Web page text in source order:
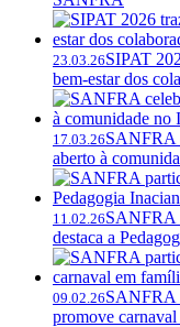
23.03.26SIPAT
bem-estar dos
17.03.26SANFRA
aberto à
11.02.26SANFRA
destaca a
09.02.26SANFRA
promove